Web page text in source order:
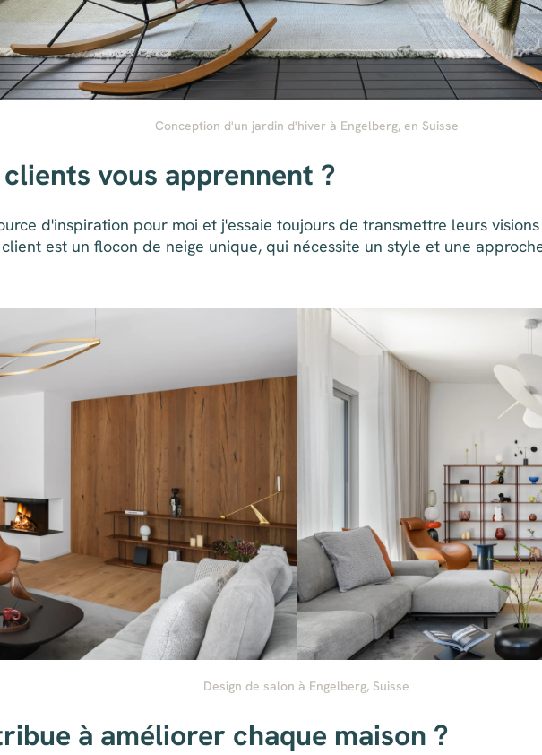
Conception d'un jardin d'hiver à Engelberg, en Suisse
vous apprennent ?
d'inspiration pour moi et j'essaie toujours de transmettre leurs
est un flocon de neige unique, qui nécessite un style et une
Design de salon à Engelberg, Suisse
à améliorer chaque maison ?